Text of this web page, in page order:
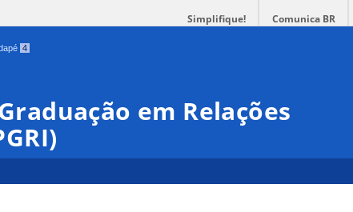
Simplifique! Comunica BR
4
em Relações